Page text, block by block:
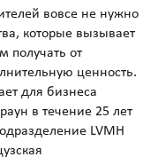
вовсе не нужно
которые вызывает
получать от
ценность.
для бизнеса
в течение 25 лет
LVMH